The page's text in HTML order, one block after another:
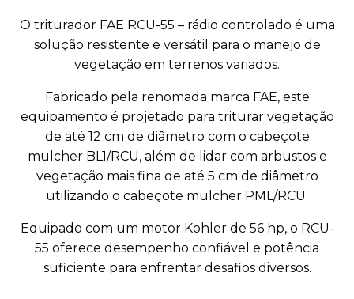
O triturador FAE RCU-55 – rádio controlado é uma
solução resistente e versátil para o manejo de
vegetação em terrenos variados.
Fabricado pela renomada marca FAE, este
equipamento é projetado para triturar vegetação
de até 12 cm de diâmetro com o cabeçote
mulcher BL1/RCU, além de lidar com arbustos e
vegetação mais fina de até 5 cm de diâmetro
utilizando o cabeçote mulcher PML/RCU.
Equipado com um motor Kohler de 56 hp, o RCU-
55 oferece desempenho confiável e potência
suficiente para enfrentar desafios diversos.